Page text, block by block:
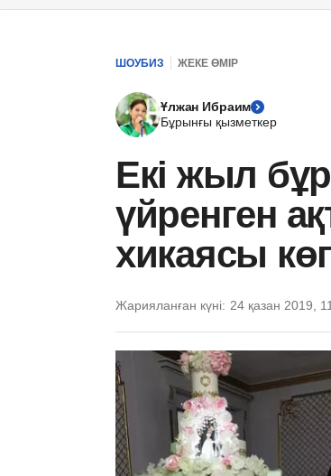
ШОУБИЗ ЖЕКЕ ӨМІР
Ұлжан Ибраим
Бұрынғы қызметкер
Екі жыл
үйренген
хикаясы
Жарияланған күні: 24 қазан 2019,